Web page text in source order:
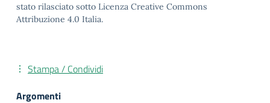
stato rilasciato sotto Licenza Creative Commons
Attribuzione 4.0 Italia.
Stampa / Condividi
Argomenti